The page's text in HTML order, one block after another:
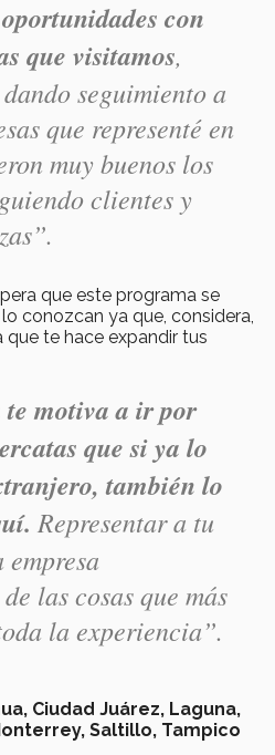
con
que visitamos,
seguimiento a
que representé en
muy buenos los
clientes y
que este programa se
conozcan ya que, considera,
te hace expandir tus
motiva a ir por
que si ya lo
también lo
Representar a tu
las cosas que más
la experiencia”.
Ciudad Juárez, Laguna,
Saltillo, Tampico